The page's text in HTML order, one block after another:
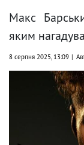
Макс
яким
8 серпня 2025, 13:09